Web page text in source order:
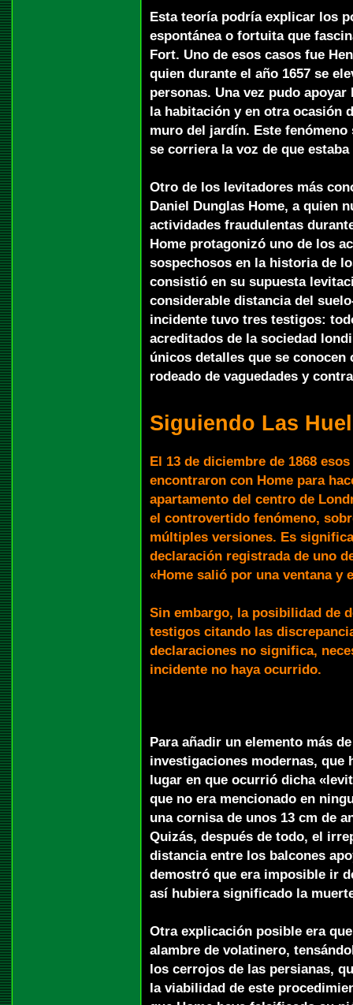
Esta teoría podría explicar los
espontánea o fortuita que
Fort. Uno de esos casos fue
quien durante el año 1657 se
personas. Una vez pudo
la habitación y en otra ocasión
muro del jardín. Este
se corriera la voz de que
Otro de los levitadores más
Daniel Dunglas Home, a quien
actividades fraudulentas
Home protagonizó uno de los
sospechosos en la historia de
consistió en su supuesta
considerable distancia del
incidente tuvo tres testigos:
acreditados de la sociedad
únicos detalles que se
rodeado de vaguedades y
Siguiendo Las
El 13 de diciembre de 1868
encontraron con Home para
apartamento del centro de
el controvertido fenómeno,
múltiples versiones. Es
declaración registrada de uno
«Home salió por una ventana y
Sin embargo, la posibilidad de
testigos citando las
declaraciones no significa,
incidente no haya ocurrido.
Para añadir un elemento más
investigaciones modernas, que
lugar en que ocurrió dicha
que no era mencionado en
una cornisa de unos 13 cm de
Quizás, después de todo, el
distancia entre los balcones
demostró que era imposible ir
así hubiera significado la
Otra explicación posible era
alambre de volatinero,
los cerrojos de las persianas,
la viabilidad de este